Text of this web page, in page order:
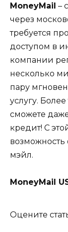
MoneyMail –
через
требуется
доступом в
компании
несколько
пару
услугу.
сможете
кредит! С
возможность
мэйл.
MoneyMail
Оцените